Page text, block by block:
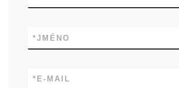
JMÉNO
*
E-MAIL
*